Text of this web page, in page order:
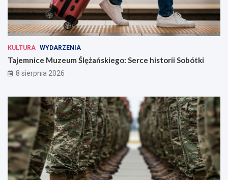
KULTURA WYDARZENIA
Tajemnice Muzeum Ślężańskiego: Serce historii Sobótki
8 sierpnia 2026